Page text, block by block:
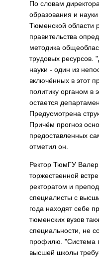
По словам
образования и
Тюменской области
правительства
методика
трудовых ресурсов.
науки - один из
включённых в этот
политику органом в
остается
Предусмотрена
Причём прогноз
предоставленных
отметил он.
Ректор ТюмГУ
торжественной
ректоратом и
специалисты с
года находят себе
тюменских вузов
специальности, не
профилю. "Система
высшей школы